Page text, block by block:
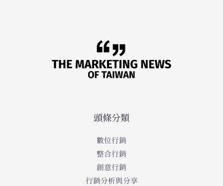
頭條分類
數位行銷
整合行銷
創意行銷
行銷分析與分享